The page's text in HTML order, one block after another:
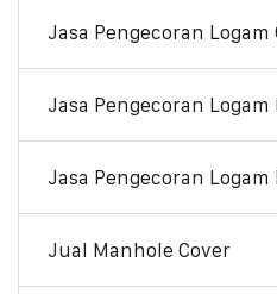
Jasa Pengecoran
Jasa Pengecoran
Jasa Pengecoran Logam
Jual Manhole Cover